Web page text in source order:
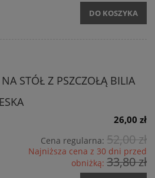
DO KOSZYKA
STÓŁ Z PSZCZOŁĄ BILIA
26,00 zł
Cena regularna: 52,00 zł
Najniższa cena z 30 dni przed
obniżką: 33,80 zł